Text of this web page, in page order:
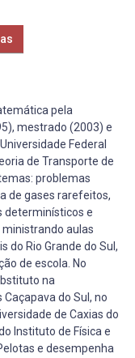
pela
mestrado (2003) e
Federal
de Transporte de
problemas
de gases rarefeitos,
determinísticos e
aulas
do Rio Grande do Sul,
de escola. No
na
do Sul, no
de Caxias do
Instituto de Física e
e desempenha